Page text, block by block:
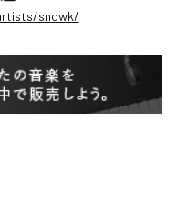
snowk/